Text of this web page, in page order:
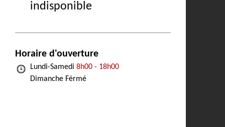
indisponible
Horaire d'ouverture
Lundi-Samedi 8h00 - 18h00
Dimanche Férmé